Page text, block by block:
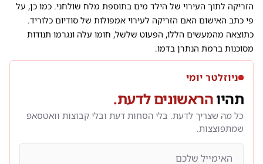
הזריקה לתוך העירוי של הילד מים בתוספת מלח שולחני. כמו כן, על
פי כתב האישום האם הזריקה לעירוי אמפולות של סודיום כלוריד.
כתוצאה מהמעשים הללו, הפעוט שלשל, חומו עלה ונגרמו תנודות
מסוכנות ברמת הנתרן בדמו.
ניוזלטר יומי
תהיוהראשונים לדעת.
כל מה שצריך לדעת. בלי הסחות דעת ובלי קבוצות וואטסאפ
שמתפוצצות.